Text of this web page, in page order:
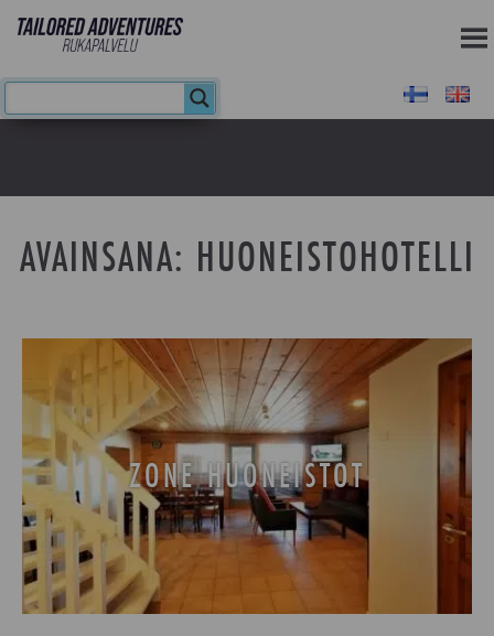
AVAINSANA: HUONEISTOHOTELLI
ZONE HUONEISTOT